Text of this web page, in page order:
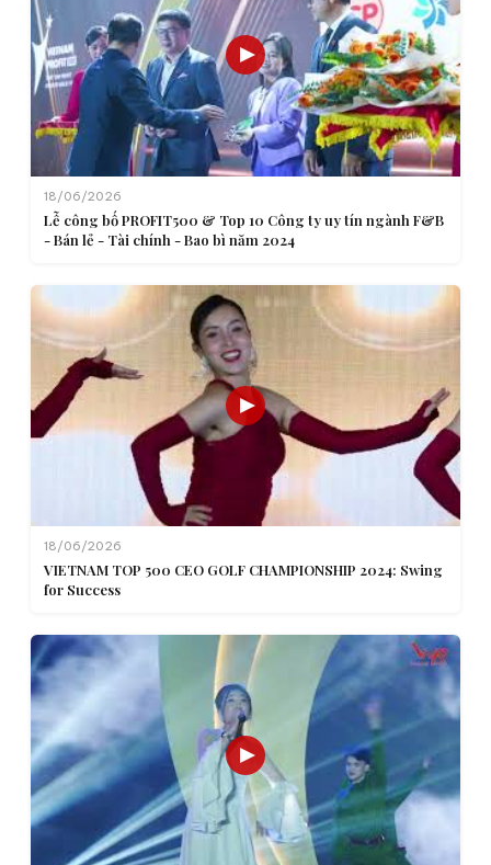
18/06/2026
Lễ công bố PROFIT500 & Top 10 Công ty uy tín ngành F&B
- Bán lẻ - Tài chính - Bao bì năm 2024
18/06/2026
VIETNAM TOP 500 CEO GOLF CHAMPIONSHIP 2024: Swing
for Success